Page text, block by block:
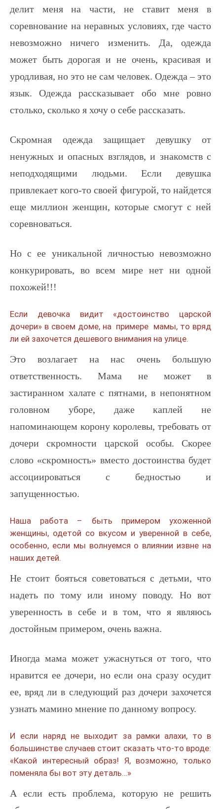
делит меня на части, не ставит меня в
соревнование на неравных условиях, где часто
невозможно ничего изменить. Да, одежда
может быть дорогая и не очень, красивая и
уродливая, но это не сам человек. Одежда – это
язык. Одежда рассказывает обо мне ровно
столько, сколько я хочу о себе рассказать.
Скромная одежда защищает девушку от
ненужных и опасных взглядов, и знакомств с
неподходящими людьми. Если девушка
привлекает кого-то своей фигурой, то найдется
еще миллион женщин, которые смогут с ней
соревноваться.
Но с ее уникальной личностью невозможно
конкурировать, во всем мире нет ни одной
похожей!!!
Если девочка видит «достоинство царской
дочери» в своем доме, на примере мамы, то вряд
ли ей захочется дешевого внимания на улице.
Это возлагает на нас очень большую
ответственность. Мама не может в
застиранном халате с пятнами, в непонятном
головном уборе, даже каплей не
напоминающем корону королевы, требовать от
дочери скромности царской особы. Скорее
слово «скромность» вместо достоинства будет
ассоциироваться с бедностью и
запущенностью.
Наша работа – быть примером ухоженной
женщины, одетой со вкусом и уверенной в себе,
особенно, если мы волнуемся о влиянии извне на
наших детей.
Не стоит бояться советоваться с детьми, что
надеть по тому или иному поводу. Но вот
уверенность в себе и в том, что я являюсь
достойным примером, очень важна.
Иногда мама может ужаснуться от того, что
нравится ее дочери, но если она сразу осудит
ее, вряд ли в следующий раз дочери захочется
узнать мамино мнение по данному вопросу.
И если наряд не выходит за рамки алахи, то в
большинстве случаев стоит сказать что-то вроде:
«Какой интересный образ! Я, возможно, только
поменяла бы вот эту деталь…»
А если есть проблема, которую не решить